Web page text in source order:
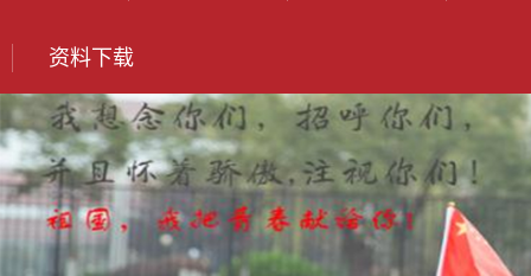
资料下载